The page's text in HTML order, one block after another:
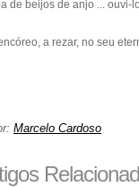
de beijos de anjo ...
a rezar, no seu
Marcelo Cardoso